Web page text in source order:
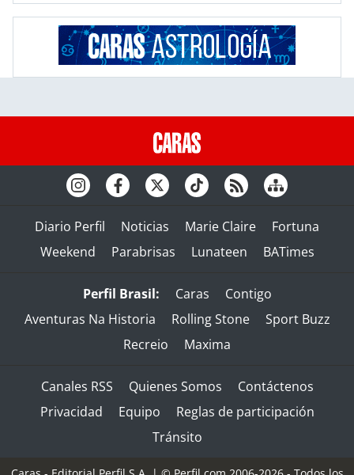
Diario Perfil Noticias Marie Claire
Fortuna
Weekend
Parabrisas Lunateen BATimes
Perfil Brasil: Caras
Contigo
Aventuras Na Historia
Rolling Stone
Sport Buzz
Recreio
Maxima
Canales RSS Quienes Somos
Contáctenos
Privacidad
Equipo
Reglas de participación
Tránsito